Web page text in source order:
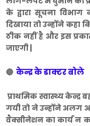
के द्वारा सूचना विभाग
दिखाया तो उन्होंने कहा
ठीक नहीं है और इस
जाएगी |
🔴 केन्द्र के डाक्टर बोले
प्राथमिक स्वास्थ्य केन्द्र
गयी तो ने उन्होंने अलग
वैक्सीनेशन का कार्य न